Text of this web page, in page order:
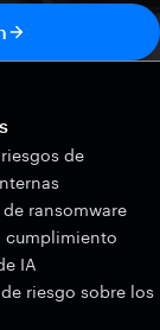
de
ransomware
cumplimiento
IA
riesgo sobre los